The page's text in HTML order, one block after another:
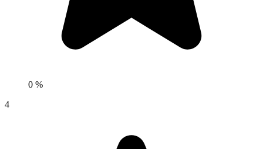
0 %
4